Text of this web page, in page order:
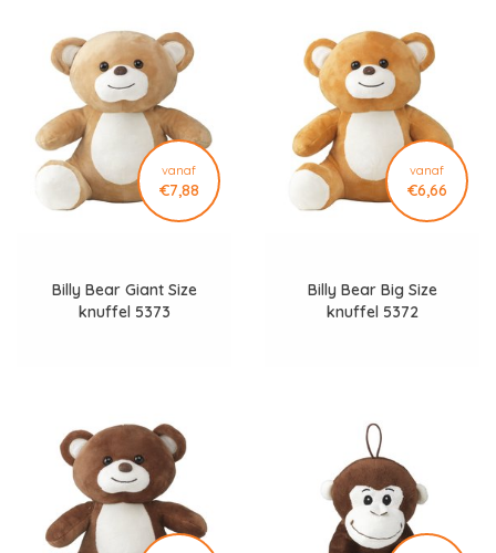
vanaf
€7,88
Billy Bear Giant Size
knuffel 5373
vanaf
€6,66
Billy Bear Big Size
knuffel 5372